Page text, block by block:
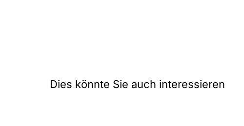
Dies könnte Sie auch interessieren